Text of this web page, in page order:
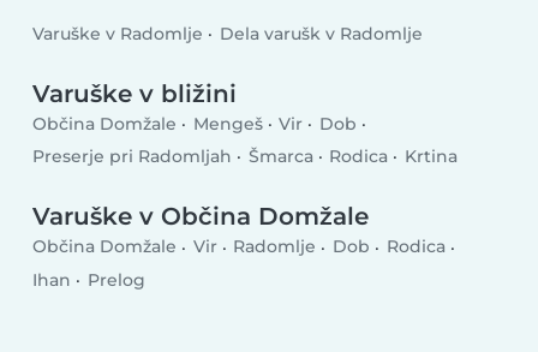
Varuške v Radomlje Dela varušk v Radomlje
Varuške v bližini
Občina Domžale Mengeš Vir
Dob
Preserje pri Radomljah
Šmarca Rodica Krtina
Varuške v Občina Domžale
Občina Domžale Vir Radomlje Dob
Rodica
Ihan
Prelog